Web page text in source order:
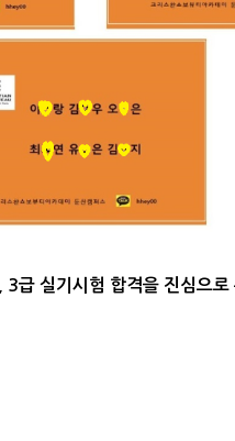
3급 실기시험 합격을 진심으